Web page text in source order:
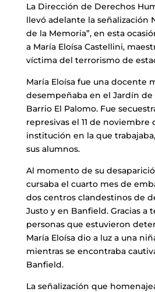
La Dirección de Derechos
llevó adelante la señalización
de la Memoria”, en esta
a María Eloísa Castellini,
víctima del terrorismo de
María Eloísa fue una docente
desempeñaba en el Jardín de
Barrio El Palomo. Fue
represivas el 11 de noviembre
institución en la que
sus alumnos.
Al momento de su
cursaba el cuarto mes de
dos centros clandestinos de
Justo y en Banfield. Gracias a
personas que estuvieron
María Eloísa dio a luz a una
mientras se encontraba
Banfield.
La señalización que